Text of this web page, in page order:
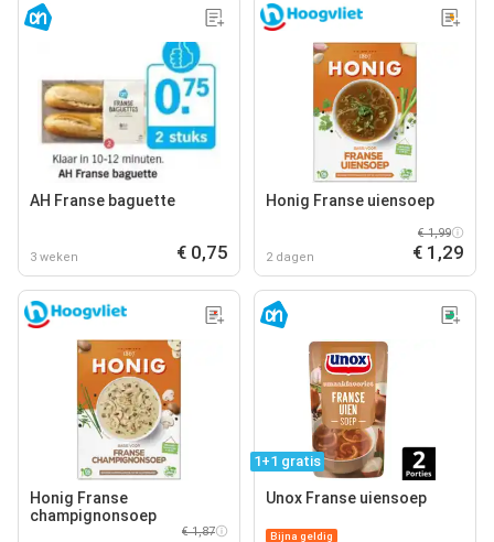
AH Franse baguette
3 weken € 0,75
Honig Franse uiensoep
2 dagen
€ 1,99
€ 1,29
Honig Franse
champignonsoep
€ 1,87
1+1 gratis
Unox Franse uiensoep
Bijna geldig